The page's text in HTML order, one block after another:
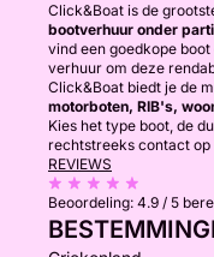
Click&Boat is de
bootverhuur onder
vind een goedkope
verhuur om deze
Click&Boat biedt je de
motorboten, RIB's,
Kies het type boot, de
rechtstreeks contact
REVIEWS
Beoordeling: 4.9 / 5